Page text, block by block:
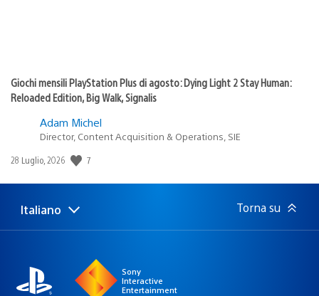
Giochi mensili PlayStation Plus di agosto: Dying Light 2 Stay Human:
Reloaded Edition, Big Walk, Signalis
Adam Michel
Director, Content Acquisition & Operations, SIE
Data
pubblicazione:
28 Luglio, 2026 7
Seleziona
una
Regione
attuale:
Italiano Torna su
Sony
Interactive
Entertainment